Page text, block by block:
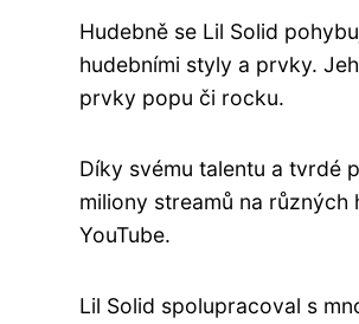
Hudebně se Lil Solid
hudebními styly a prvky.
prvky popu či rocku.
Díky svému talentu a tvrdé
miliony streamů na
YouTube.
Lil Solid spolupracoval s